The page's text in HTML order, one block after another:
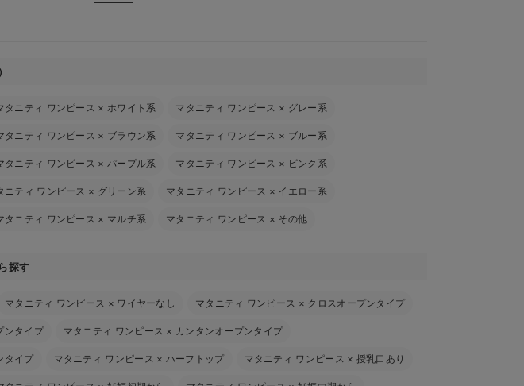
タニティ ワンピース × ホワイト系 マタニティ ワンピース × グレー系
タニティ ワンピース × ブラウン系 マタニティ ワンピース × ブルー系
タニティ ワンピース × パープル系 マタニティ ワンピース × ピンク系
ニティ ワンピース × グリーン系 マタニティ ワンピース × イエロー系
タニティ ワンピース × マルチ系 マタニティ ワンピース × その他
探す
マタニティ ワンピース × ワイヤーなし マタニティ ワンピース × クロスオープンタイプ
ンタイプ マタニティ ワンピース × カンタンオープンタイプ
タイプ マタニティ ワンピース × ハーフトップ マタニティ ワンピース × 授乳口あり